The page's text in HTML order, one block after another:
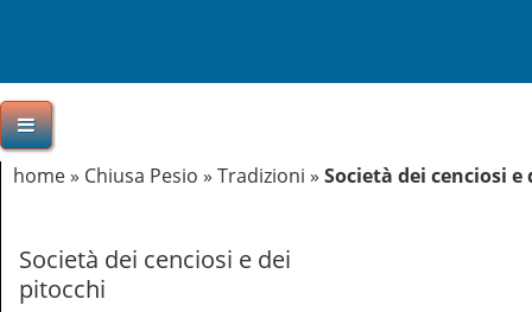
home» Chiusa Pesio » Tradizioni » Società dei cenciosi
Società dei cenciosi e dei
pitocchi